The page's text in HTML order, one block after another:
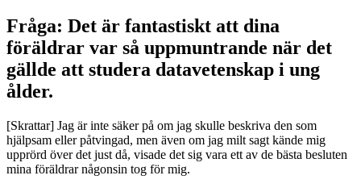
Fråga: Det är fantastiskt att dina
föräldrar var så uppmuntrande när det
gällde att studera datavetenskap i ung
ålder.
[Skrattar] Jag är inte säker på om jag skulle beskriva den som
hjälpsam eller påtvingad, men även om jag milt sagt kände mig
upprörd över det just då, visade det sig vara ett av de bästa besluten
mina föräldrar någonsin tog för mig.